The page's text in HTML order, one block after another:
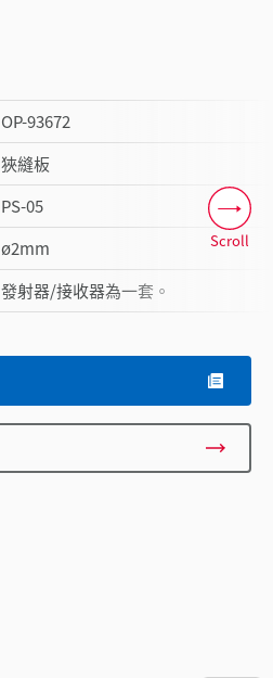
OP-93672
狹縫板
PS-05
ø2mm
發射器/接收器為一套。
Scroll